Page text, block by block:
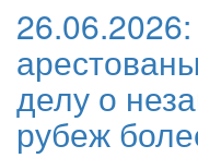
26.06.2026:
делу о
рубеж